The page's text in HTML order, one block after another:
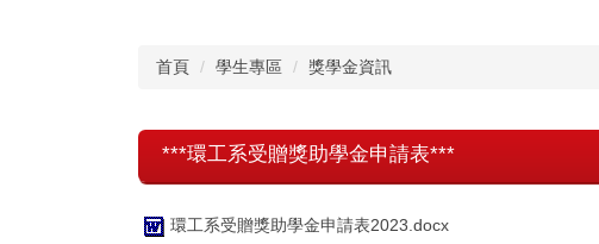
首頁 學生專區 獎學金資訊
***環工系受贈獎助學金申請表***
環工系受贈獎助學金申請表2023.docx